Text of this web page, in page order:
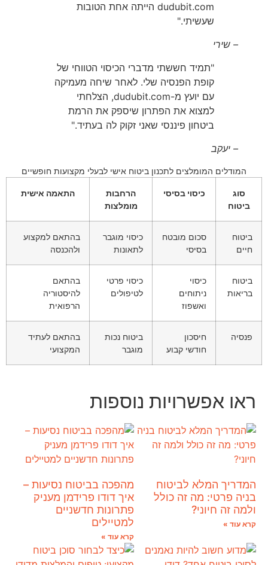
dudubit.com הייתה אחת הטובות
שעשיתי."
– שירי
"תמיד חששתי מדברי הכיסוי הטווחי של
קופת הפנסיה שלי. לאחר שיחה מעמיקה
עם יועץ מ-dudubit.com, הצלחתי
למצוא את הפתרון שיספק את הרמת
ביטחון פיננסי שאני זקוק לה בעתיד."
– יעקב
המודלים המומלצים לתכנון ביטוח אישי לבעלי מקצועות חופשיים
סוג
ביטוח
כיסוי בסיסי
הרחבות
מומלצות
התאמה אישית
ביטוח
חיים
סכום מובטח
בסיסי
כיסוי מוגבר
לתאונות
בהתאם למקצוע
ולהכנסה
ביטוח
בריאות
כיסוי
ניתוחים
ואשפוז
כיסוי פרטי
לטיפולים
בהתאם
להיסטוריה
הרפואית
פנסיה
חיסכון
חודשי קבוע
ביטוח נכות
מוגבר
בהתאם לעתיד
המקצועי
ראו אפשרויות נוספות
המדריך המלא לביטוח
בניה פרטי: מה זה כולל
ולמה זה חיוני?
קרא עוד »
מהפכה בביטוח נסיעות –
איך דודו פרידמן מעניק
פתרונות חדשניים
למטיילים
קרא עוד »